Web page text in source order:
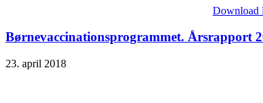
Download
Børne­vaccinations­programmet. Årsrapport
23. april 2018